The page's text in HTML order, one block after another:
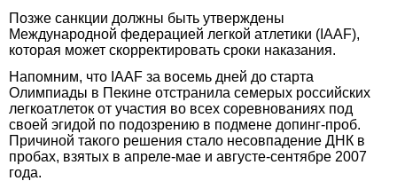
Позже санкции должны быть утверждены
Международной федерацией легкой атлетики (IAAF),
которая может скорректировать сроки наказания.
Напомним, что IAAF за восемь дней до старта
Олимпиады в Пекине отстранила семерых российских
легкоатлеток от участия во всех соревнованиях под
своей эгидой по подозрению в подмене допинг-проб.
Причиной такого решения стало несовпадение ДНК в
пробах, взятых в апреле-мае и августе-сентябре 2007
года.